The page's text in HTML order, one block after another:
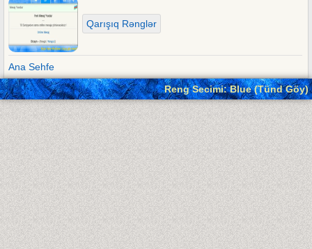
Qarışıq Rənglər
Ana Sehfe
Reng Secimi: Blue (Tünd Göy)